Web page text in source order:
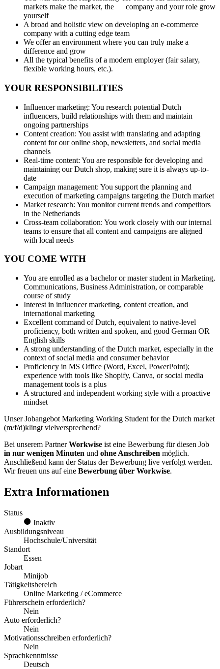
markets make the market, the company and your role grow
yourself
A broad and holistic view on developing an e-commerce
company with a cutting edge team
We offer an environment where you can truly make a
difference and grow
All the typical benefits of a modern employer (fair salary,
flexible working hours, etc.).
YOUR RESPONSIBILITIES
Influencer marketing: You research potential Dutch
influencers, build relationships with them and maintain
ongoing partnerships
Content creation: You assist with translating and adapting
content for our online shop, newsletters, and social media
channels
Real-time content: You are responsible for developing and
maintaining our Dutch shop, making sure it is always up-to-
date
Campaign management: You support the planning and
execution of marketing campaigns targeting the Dutch market
Market research: You monitor current trends and competitors
in the Netherlands
Cross-team collaboration: You work closely with our internal
teams to ensure that all content and campaigns are aligned
with local needs
YOU COME WITH
You are enrolled as a bachelor or master student in Marketing,
Communications, Business Administration, or comparable
course of study
Interest in influencer marketing, content creation, and
international marketing
Excellent command of Dutch, equivalent to native-level
proficiency, both written and spoken, and good German OR
English skills
A strong understanding of the Dutch market, especially in the
context of social media and consumer behavior
Proficiency in MS Office (Word, Excel, PowerPoint);
experience with tools like Shopify, Canva, or social media
management tools is a plus
A structured and independent working style with a proactive
mindset
Unser Jobangebot Marketing Working Student for the Dutch market
(m/f/d)klingt vielversprechend?
Bei unserem PartnerWorkwise ist eine Bewerbung für diesen Job
in nur wenigen Minuten und ohne Anschreiben möglich.
Anschließend kann der Status der Bewerbung live verfolgt werden.
Wir freuen uns auf eine Bewerbung über Workwise.
Extra Informationen
Status
Inaktiv
Ausbildungsniveau
Hochschule/Universität
Standort
Essen
Jobart
Minijob
Tätigkeitsbereich
Online Marketing / eCommerce
Führerschein erforderlich?
Nein
Auto erforderlich?
Nein
Motivationsschreiben erforderlich?
Nein
Sprachkenntnisse
Deutsch